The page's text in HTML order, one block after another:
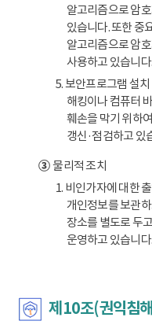
알고리즘으로 암
있습니다. 또한 중
알고리즘으로 암
사용하고 있습니다.
5. 보안프로그램 설
해킹이나 컴퓨터
훼손을 막기 위하
갱신·점검하고 있
③물리적 조치
1. 비인가자에 대한
개인정보를 보관
장소를 별도로 두
운영하고 있습니다.
제10조(권익침